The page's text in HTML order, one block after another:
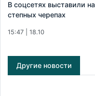
В соцсетях выставили
степных черепах
15:47 | 18.10
Другие новости